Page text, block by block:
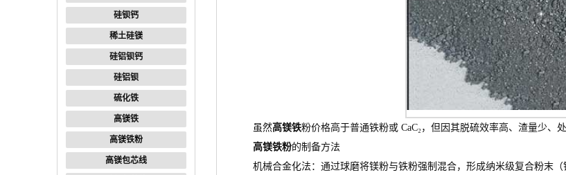
硅钡钙
稀土硅镁
硅铝钡钙
硅铝钡
硫化铁
高镁铁
高镁铁粉
高镁包芯线
虽然高镁铁粉价格高于普通铁粉或 CaC₂，但因其脱硫效率高、渣量少、
高镁铁粉的制备方法
机械合金化法：通过球磨将镁粉与铁粉强制混合，形成纳米级复合粉末（